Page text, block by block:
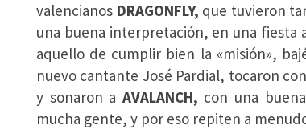
valencianos DRAGONFLY, que tuvieron
una buena interpretación, en una fiesta
aquello de cumplir bien la «misión»,
nuevo cantante José Pardial, tocaron
y sonaron a AVALANCH, con una
mucha gente, y por eso repiten a